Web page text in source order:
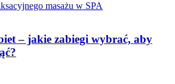
– jakie zabiegi wybrać, aby